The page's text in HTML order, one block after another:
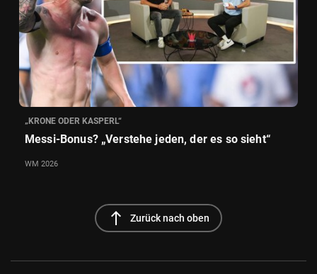
„KRONE ODER KASPERL“
Messi-Bonus? „Verstehe jeden, der es so sieht“
WM 2026
north Zurück nach oben